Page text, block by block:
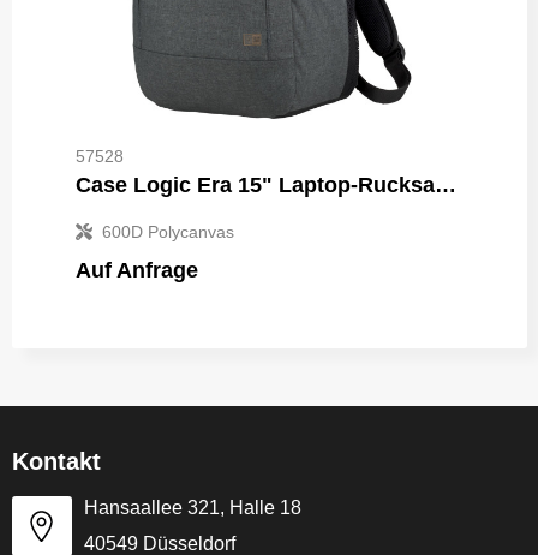
57528
Case Logic Era 15" Laptop-Rucksack 23L
600D Polycanvas
Auf Anfrage
Kontakt
Hansaallee 321, Halle 18
40549 Düsseldorf